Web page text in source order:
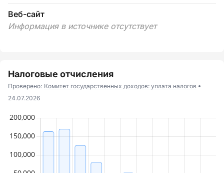
Веб-сайт
Информация в источнике отсутствует
Налоговые отчисления
Проверено: Комитет государственных доходов: уплата налогов
24.07.2026